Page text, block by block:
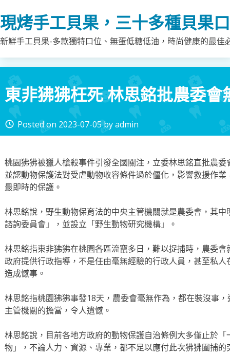
to
content
現烤手工貝果，三十多種貝果
新鮮手工貝果-多款獨特口位、無蛋低糖低油，時尚健康的最
東非狒狒枉死 林思銘批農委會
access_time Posted on 2023-07-05byadmin
桃園狒狒被獵人槍殺事件引發全國關注，立委林思銘直批農
並認動物保護法對受虐動物收容條件過於僵化，影響救援作
最即時的保護。
林思銘說，野生動物保育法的中央主管機關就是農委會，其
諮詢委員會」，並設立「野生動物研究機構」。
林思銘指東非狒狒在桃園各區流竄多日，難以捉捕時，農委
政府提供行政指導，不是任由毫無經驗的行政人員，甚至私
造成憾事。
林思銘指桃園狒狒事發18天，農委會毫無作為，都在裝沒事
主管機關的擔當，令人遺憾。
林思銘說，目前各地方政府的動物保護自治條例大多僅止於
物」，不論人力、資源、專業，都不足以應付此次狒狒圍捕的